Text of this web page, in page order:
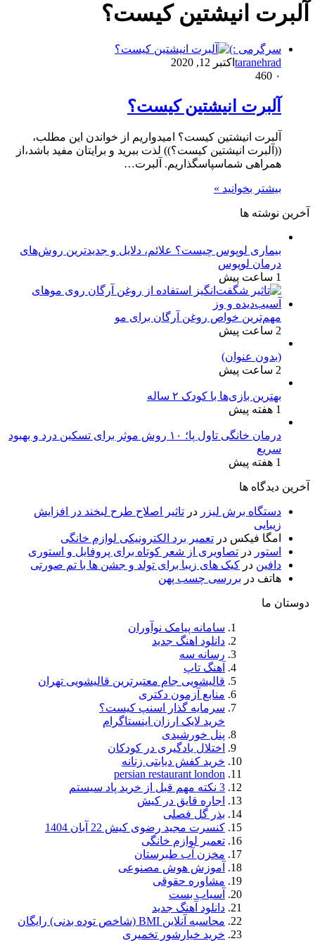
آلبرت انیشتین کیست؟
سرگرمی :)
taranehrad اکتبر 12, 2020
۰
آلبرت انیشتین کیست؟
آلبرت انیشتین کیست؟ امیدواریم از خواندن این مطلب،
((آلبرت انیشتین کیست؟)) لذت ببرید و برایتان مفید باشد،از
همراهی شماسپاسگذاریم. آلبرت…
بیشتر بخوانید »
آخرین نوشته ها
بیماری لوپوس چیست؟ علائم، دلایل و جدیدترین روش‌های
درمان لوپوس
1 ساعت پیش
مهم‌ترین خواص روغن آرگان برای مو
2 ساعت پیش
(بدون عنوان)
2 ساعت پیش
بهترین بازی‌ها با کودک ۲ ساله
1 هفته پیش
درمان خانگی تاول پا؛ ۱۰ روش موثر برای تسکین درد و بهبود
سریع
1 هفته پیش
آخرین دیدگاه ها
دستگاه برش لیزر در تاثیر اصلاح طرح لبخند در افزایش
زیبایی
امگا فیکس در تعمیر برد الکترونیکی لوازم خانگی
استور در تصاویری از شعر کوتاه برای پروفایل و استوری
دافین در کیک های زیبا برای تولد و جشن ها با تم صورتی
هاتف در بررسی چسب پهن
دوستان ما
سامانه پیامک نوآوران
دانلود اهنگ جدید
رسانه سه
آهنگ تاپ
قالیشویی جام معتبرترین قالیشویی تهران
منابع آزمون دکتری
سرمایه گذار اسنپ کیست؟
خرید لایک ارزان اینستاگرام
پنل خورشیدی
اختلال یادگیری در کودکان
خرید کفش دیابتی زنانه
persian restaurant london
3 نکته مهم قبل از خرید پاد سیستم
اجاره قایق در کیش
بذر گل فصلی
کنسرت مجید رضوی کیش 22 آبان 1404
تعمیر لوازم خانگی
مخزن آب طبرستان
آموزش هوش مصنوعی
مشاوره حقوقی
آسیاب بست
دانلود آهنگ جدید
محاسبه آنلاین BMI (شاخص توده بدنی) رایگان
خرید خیارشور تخمیری